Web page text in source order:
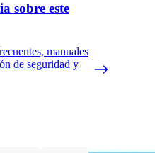
sobre este
manuales
de seguridad y